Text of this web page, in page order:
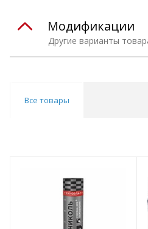
Другие варианты
Модификации
Все товары